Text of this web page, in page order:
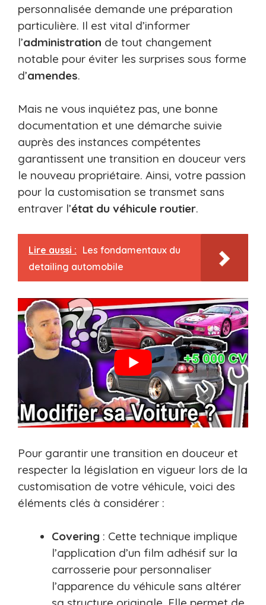
personnalisée demande une préparation
particulière. Il est vital d’informer
l’administration de tout changement
notable pour éviter les surprises sous forme
d’amendes.
Mais ne vous inquiétez pas, une bonne
documentation et une démarche suivie
auprès des instances compétentes
garantissent une transition en douceur vers
le nouveau propriétaire. Ainsi, votre passion
pour la customisation se transmet sans
entraver l’état du véhicule routier.
Lire aussi : Les fondamentaux du
detailing automobile
Pour garantir une transition en douceur et
respecter la législation en vigueur lors de la
customisation de votre véhicule, voici des
éléments clés à considérer :
Covering : Cette technique implique
l’application d’un film adhésif sur la
carrosserie pour personnaliser
l’apparence du véhicule sans altérer